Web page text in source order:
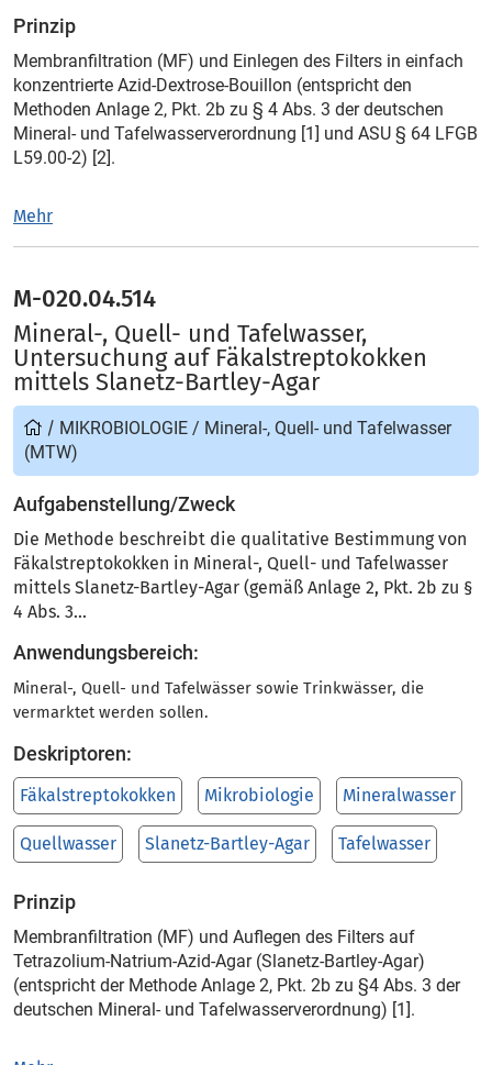
Prinzip
Membranfiltration (MF) und Einlegen des Filters in einfach
konzentrierte Azid-Dextrose-Bouillon (entspricht den
Methoden Anlage 2, Pkt. 2b zu § 4 Abs. 3 der deutschen
Mineral- und Tafelwasserverordnung [1] und ASU § 64 LFGB
L59.00-2) [2].
Mehr
M-020.04.514
Mineral-, Quell- und Tafelwasser,
Untersuchung auf Fäkalstreptokokken
mittels Slanetz-Bartley-Agar
/ MIKROBIOLOGIE / Mineral-, Quell- und Tafelwasser
(MTW)
Aufgabenstellung/Zweck
Die Methode beschreibt die qualitative Bestimmung von
Fäkalstreptokokken in Mineral-, Quell- und Tafelwasser
mittels Slanetz-Bartley-Agar (gemäß Anlage 2, Pkt. 2b zu §
4 Abs. 3...
Anwendungsbereich:
Mineral-, Quell- und Tafelwässer sowie Trinkwässer, die
vermarktet werden sollen.
Deskriptoren:
Fäkalstreptokokken Mikrobiologie Mineralwasser
Quellwasser Slanetz-Bartley-Agar Tafelwasser
Prinzip
Membranfiltration (MF) und Auflegen des Filters auf
Tetrazolium-Natrium-Azid-Agar (Slanetz-Bartley-Agar)
(entspricht der Methode Anlage 2, Pkt. 2b zu §4 Abs. 3 der
deutschen Mineral- und Tafelwasserverordnung) [1].